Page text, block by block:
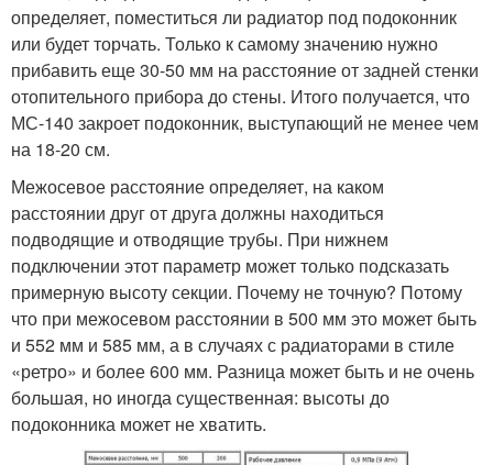
определяет, поместиться ли радиатор под подоконник
или будет торчать. Только к самому значению нужно
прибавить еще 30-50 мм на расстояние от задней стенки
отопительного прибора до стены. Итого получается, что
МС-140 закроет подоконник, выступающий не менее чем
на 18-20 см.
Межосевое расстояние определяет, на каком
расстоянии друг от друга должны находиться
подводящие и отводящие трубы. При нижнем
подключении этот параметр может только подсказать
примерную высоту секции. Почему не точную? Потому
что при межосевом расстоянии в 500 мм это может быть
и 552 мм и 585 мм, а в случаях с радиаторами в стиле
«ретро» и более 600 мм. Разница может быть и не очень
большая, но иногда существенная: высоты до
подоконника может не хватить.